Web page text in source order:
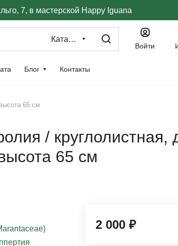
7, в мастерской Happy Iguana
Каталог
Войти
Блог Контакты
65 см
/ круглолистная,
65 см
2 000 ₽